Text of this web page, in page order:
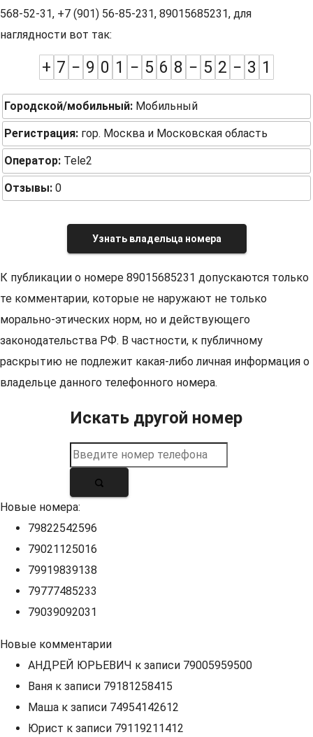
568-52-31, +7 (901) 56-85-231, 89015685231, для
наглядности вот так:
+ 7 − 9 0 1 − 5 6 8 − 5 2 − 3 1
Городской/мобильный: Мобильный
Регистрация: гор. Москва и Московская область
Оператор: Tele2
Отзывы: 0
Узнать владельца номера
К публикации о номере 89015685231 допускаются только
те комментарии, которые не наружают не только
морально-этических норм, но и действующего
законодательства РФ. В частности, к публичному
раскрытию не подлежит какая-либо личная информация о
владельце данного телефонного номера.
Искать другой номер
Новые номера:
79822542596
79021125016
79919839138
79777485233
79039092031
Новые комментарии
АНДРЕЙ ЮРЬЕВИЧ к записи 79005959500
Ваня к записи 79181258415
Маша к записи 74954142612
Юрист к записи 79119211412